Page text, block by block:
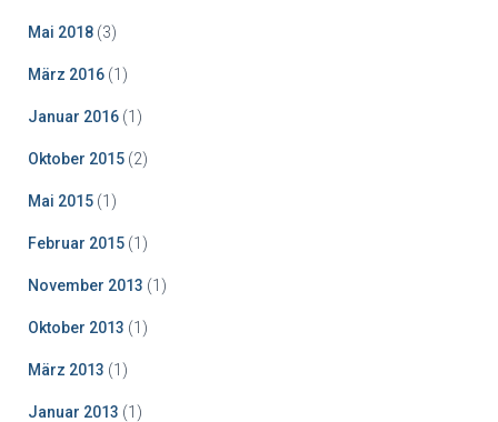
Mai 2018 (3)
März 2016 (1)
Januar 2016 (1)
Oktober 2015 (2)
Mai 2015 (1)
Februar 2015 (1)
November 2013 (1)
Oktober 2013 (1)
März 2013 (1)
Januar 2013 (1)